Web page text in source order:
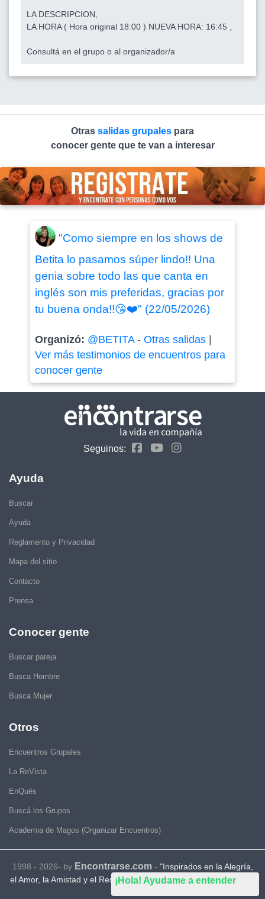
¡Hola! Ayudame a entender
LA DESCRIPCION,
LA HORA ( Hora original 18:00 ) NUEVA HORA: 16:45 ,
Consultá en el grupo o al organizador/a
Otras salidas grupales para
conocer gente que te van a interesar
"Como siempre en los shows de
Betita lo pasamos súper lindo!! Una
genia sobre todo las que canta en
inglés son mis preferidas, gracias por
tu buena onda!!😘❤️" (22/05/2026)
Organizó: @BETITA- Otras salidas|
Ver más testimonios de encuentros para
conocer gente
Seguinos:
Ayuda
Buscar
Ayuda
Reglamento y Privacidad
Mapa del sitio
Contacto
Prensa
Conocer gente
Buscar pareja
Busca Hombre
Busca Mujer
Otros
Encuentros Grupales
La ReVista
EnQués
Buscá los Grupos
Academia de Magos (Organizar Encuentros)
1998 - 2026- by Encontrarse.com- "Inspirados en la Alegría,
el Amor, la Amistad y el Respeto, motivamos a la gente a que sea